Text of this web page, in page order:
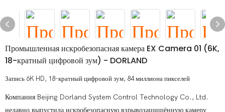
Промышленная искробезопасная камера EX Camera 01 (6K,
18-кратный цифровой зум) - DORLAND
Запись 6K HD, 18-кратный цифровой зум, 84 миллиона пикселей
Компания Beijing Dorland System Control Technology Co., Ltd.
недавно выпустила искробезопасную взрывозащищённую камеру